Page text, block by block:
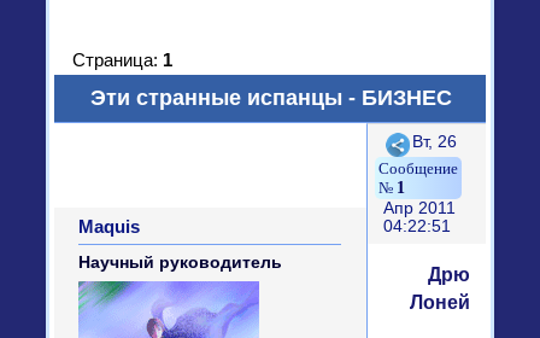
Эти странные испанцы - БИЗНЕС
Страница: 1
Поделиться
1
Вт, 26
Апр 2011
04:22:51
Maquis
Научный руководитель
Дрю
Лоней